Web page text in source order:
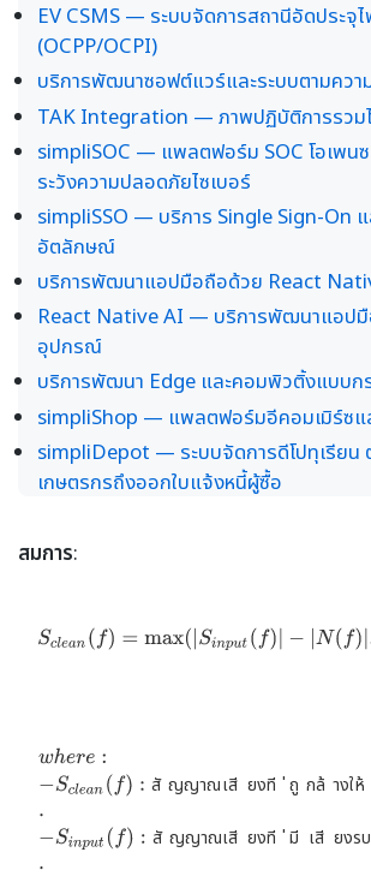
EV CSMS — ระบบจัดการสถานีอัดประจุ
(OCPP/OCPI)
บริการพัฒนาซอฟต์แวร์และระบบตามควา
TAK Integration — ภาพปฏิบัติการรวม
simpliSOC — แพลตฟอร์ม SOC โอเพนซ
ระวังความปลอดภัยไซเบอร์
simpliSSO — บริการ Single Sign-On แ
อัตลักษณ์
บริการพัฒนาแอปมือถือด้วย React
React Native AI — บริการพัฒนาแอป
อุปกรณ์
บริการพัฒนา Edge และคอมพิวติ้งแบบก
simpliShop — แพลตฟอร์มอีคอมเมิร์ซแ
simpliDepot — ระบบจัดการดีโปทุเรียน
เกษตรกรถึงออกใบแจ้งหนี้ผู้ซื้อ
สมการ:
ส
ั ญญาณเส
ี ยงท
ี ่ ถ
ู กล
้ างให
้
ส
ั ญญาณเส
ี ยงท
ี ่ ม
ี เส
ี ยงรบ